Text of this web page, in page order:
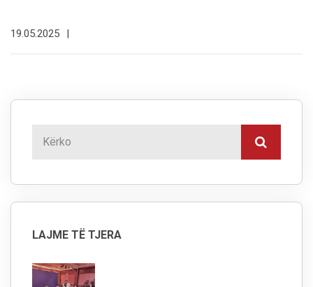
19.05.2025 |
LAJME TË TJERA